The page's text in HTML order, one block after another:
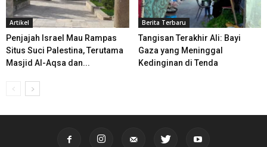
Artikel
Penjajah Israel Mau Rampas
Situs Suci Palestina, Terutama
Masjid Al-Aqsa dan...
Berita Terbaru
Tangisan Terakhir Ali: Bayi
Gaza yang Meninggal
Kedinginan di Tenda